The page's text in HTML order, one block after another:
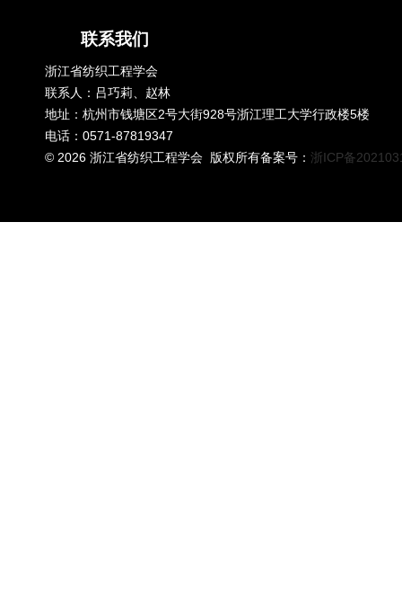
联系我们
浙江省纺织工程学会
联系人：吕巧莉、赵林
地址：杭州市钱塘区2号大街928号浙江理工大学行政楼5楼
电话：0571-87819347
© 2026 浙江省纺织工程学会 版权所有备案号： 浙ICP备